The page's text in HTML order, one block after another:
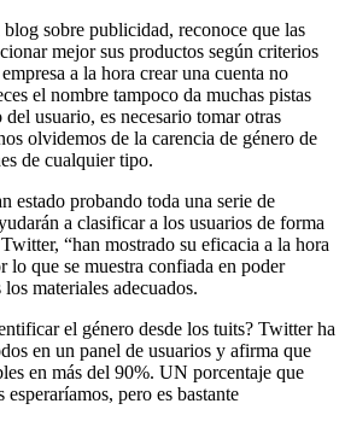
sobre publicidad, reconoce que las
mejor sus productos según criterios
a la hora crear una cuenta no
el nombre tampoco da muchas pistas
usuario, es necesario tomar otras
olvidemos de la carencia de género de
de cualquier tipo.
estado probando toda una serie de
a clasificar a los usuarios de forma
“han mostrado su eficacia a la hora
lo que se muestra confiada en poder
materiales adecuados.
el género desde los tuits? Twitter ha
en un panel de usuarios y afirma que
en más del 90%. UN porcentaje que
pero es bastante